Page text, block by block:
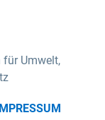
Umwelt,